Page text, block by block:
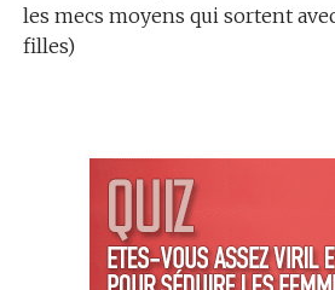
les mecs moyens qui sortent
filles)